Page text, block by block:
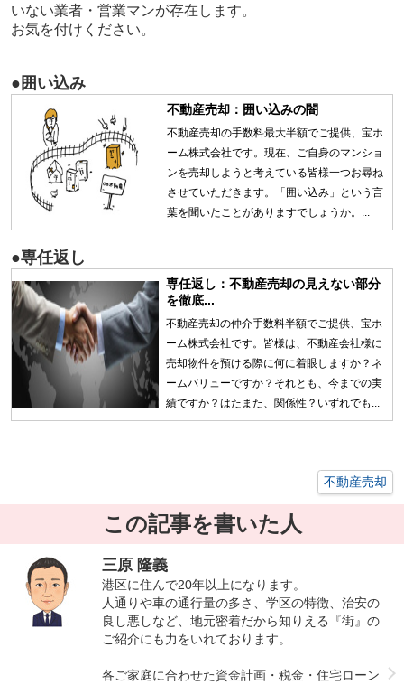
いない業者・営業マンが存在します。
お気を付けください。
●囲い込み
不動産売却：囲い込みの闇
不動産売却の手数料最大半額でご提供、宝ホ
ーム株式会社です。現在、ご自身のマンショ
ンを売却しようと考えている皆様一つお尋ね
させていただきます。「囲い込み」という言
葉を聞いたことがありますでしょうか。...
●専任返し
専任返し：不動産売却の見えない部分
を徹底...
不動産売却の仲介手数料半額でご提供、宝ホ
ーム株式会社です。皆様は、不動産会社様に
売却物件を預ける際に何に着眼しますか？ネ
ームバリューですか？それとも、今までの実
績ですか？はたまた、関係性？いずれでも...
不動産売却
この記事を書いた人
三原 隆義
港区に住んで20年以上になります。
人通りや車の通行量の多さ、学区の特徴、治安の
良し悪しなど、地元密着だから知りえる『街』の
ご紹介にも力をいれております。
各ご家庭に合わせた資金計画・税金・住宅ローン